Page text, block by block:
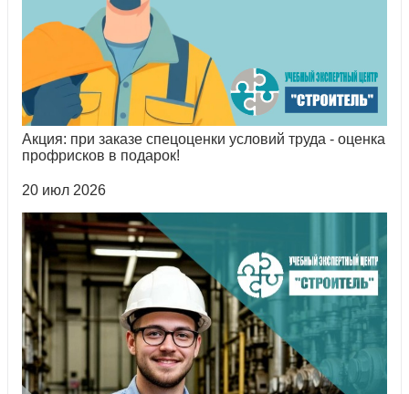
Акция: при заказе спецоценки условий труда - оценка
профрисков в подарок!
20 июл 2026